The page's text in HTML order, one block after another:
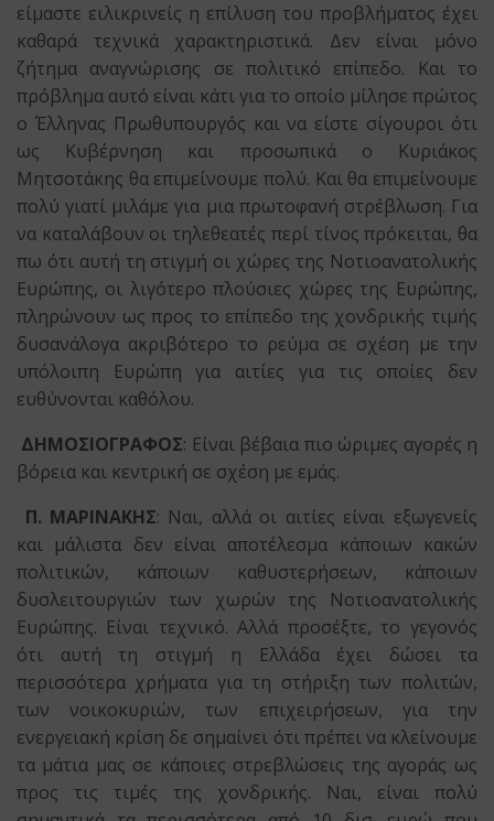
είμαστε ειλικρινείς η επίλυση του προβλήματος έχει
καθαρά τεχνικά χαρακτηριστικά. Δεν είναι μόνο
ζήτημα αναγνώρισης σε πολιτικό επίπεδο. Και το
πρόβλημα αυτό είναι κάτι για το οποίο μίλησε πρώτος
ο Έλληνας Πρωθυπουργός και να είστε σίγουροι ότι
ως Κυβέρνηση και προσωπικά ο Κυριάκος
Μητσοτάκης θα επιμείνουμε πολύ. Και θα επιμείνουμε
πολύ γιατί μιλάμε για μια πρωτοφανή στρέβλωση. Για
να καταλάβουν οι τηλεθεατές περί τίνος πρόκειται, θα
πω ότι αυτή τη στιγμή οι χώρες της Νοτιοανατολικής
Ευρώπης, οι λιγότερο πλούσιες χώρες της Ευρώπης,
πληρώνουν ως προς το επίπεδο της χονδρικής τιμής
δυσανάλογα ακριβότερο το ρεύμα σε σχέση με την
υπόλοιπη Ευρώπη για αιτίες για τις οποίες δεν
ευθύνονται καθόλου.
ΔΗΜΟΣΙΟΓΡΑΦΟΣ: Είναι βέβαια πιο ώριμες αγορές η
βόρεια και κεντρική σε σχέση με εμάς.
Π. ΜΑΡΙΝΑΚΗΣ: Ναι, αλλά οι αιτίες είναι εξωγενείς
και μάλιστα δεν είναι αποτέλεσμα κάποιων κακών
πολιτικών, κάποιων καθυστερήσεων, κάποιων
δυσλειτουργιών των χωρών της Νοτιοανατολικής
Ευρώπης. Είναι τεχνικό. Αλλά προσέξτε, το γεγονός
ότι αυτή τη στιγμή η Ελλάδα έχει δώσει τα
περισσότερα χρήματα για τη στήριξη των πολιτών,
των νοικοκυριών, των επιχειρήσεων, για την
ενεργειακή κρίση δε σημαίνει ότι πρέπει να κλείνουμε
τα μάτια μας σε κάποιες στρεβλώσεις της αγοράς ως
προς τις τιμές της χονδρικής. Ναι, είναι πολύ